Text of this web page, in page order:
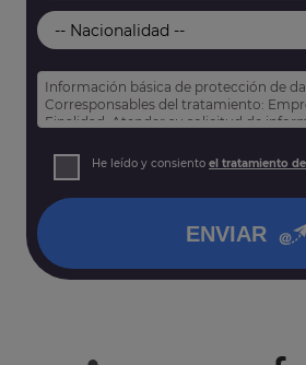
Información básica de protección de
Corresponsables del tratamiento:
Finalidad: Atender su solicitud de
Derechos: Puede acceder, rectificar y
así como otros derechos tal y como se
He leído y consiento el tratamiento
ENVIAR